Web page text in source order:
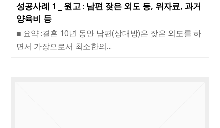
성공사례 1 _ 원고 : 남편 잦은 외도 등, 위자료, 과거
양육비 등
■ 요약 :결혼 10년 동안 남편(상대방)은 잦은 외도를 하
면서 가장으로서 최소한의…